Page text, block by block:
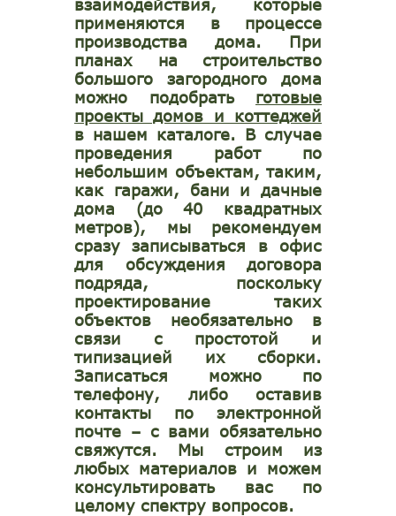
взаимодействия, которые
применяются в процессе
производства дома. При
планах на строительство
большого загородного дома
можно подобрать готовые
проекты домов и коттеджей
в нашем каталоге. В случае
проведения работ по
небольшим объектам, таким,
как гаражи, бани и дачные
дома (до 40 квадратных
метров), мы рекомендуем
сразу записываться в офис
для обсуждения договора
подряда, поскольку
проектирование таких
объектов необязательно в
связи с простотой и
типизацией их сборки.
Записаться можно по
телефону, либо оставив
контакты по электронной
почте – с вами обязательно
свяжутся. Мы строим из
любых материалов и можем
консультировать вас по
целому спектру вопросов.